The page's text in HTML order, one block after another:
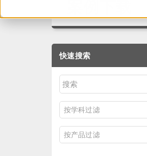
快速搜索
按学科过滤
按产品过滤